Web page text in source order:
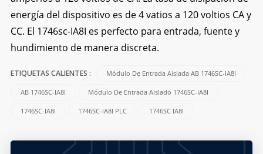
energía del dispositivo es de 4 vatios a 120 voltios CA y
CC. El 1746sc-IA8I es perfecto para entrada, fuente y
hundimiento de manera discreta.
ETIQUETAS CALIENTES : Módulo De Entrada Aislada AB 1746SC-IA8I
AB 1746SC-IA8I Módulo De Entrada Aislado 1746SC-IA8I
1746SC-IA8I 1746SC-IA8I PLC 1746SC IA8I